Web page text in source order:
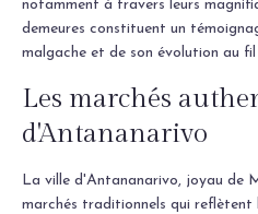
notamment à travers leurs
demeures constituent un
malgache et de son évolution au fil
Les marchés
d'Antananarivo
La ville d'Antananarivo, joyau de
marchés traditionnels qui reflètent